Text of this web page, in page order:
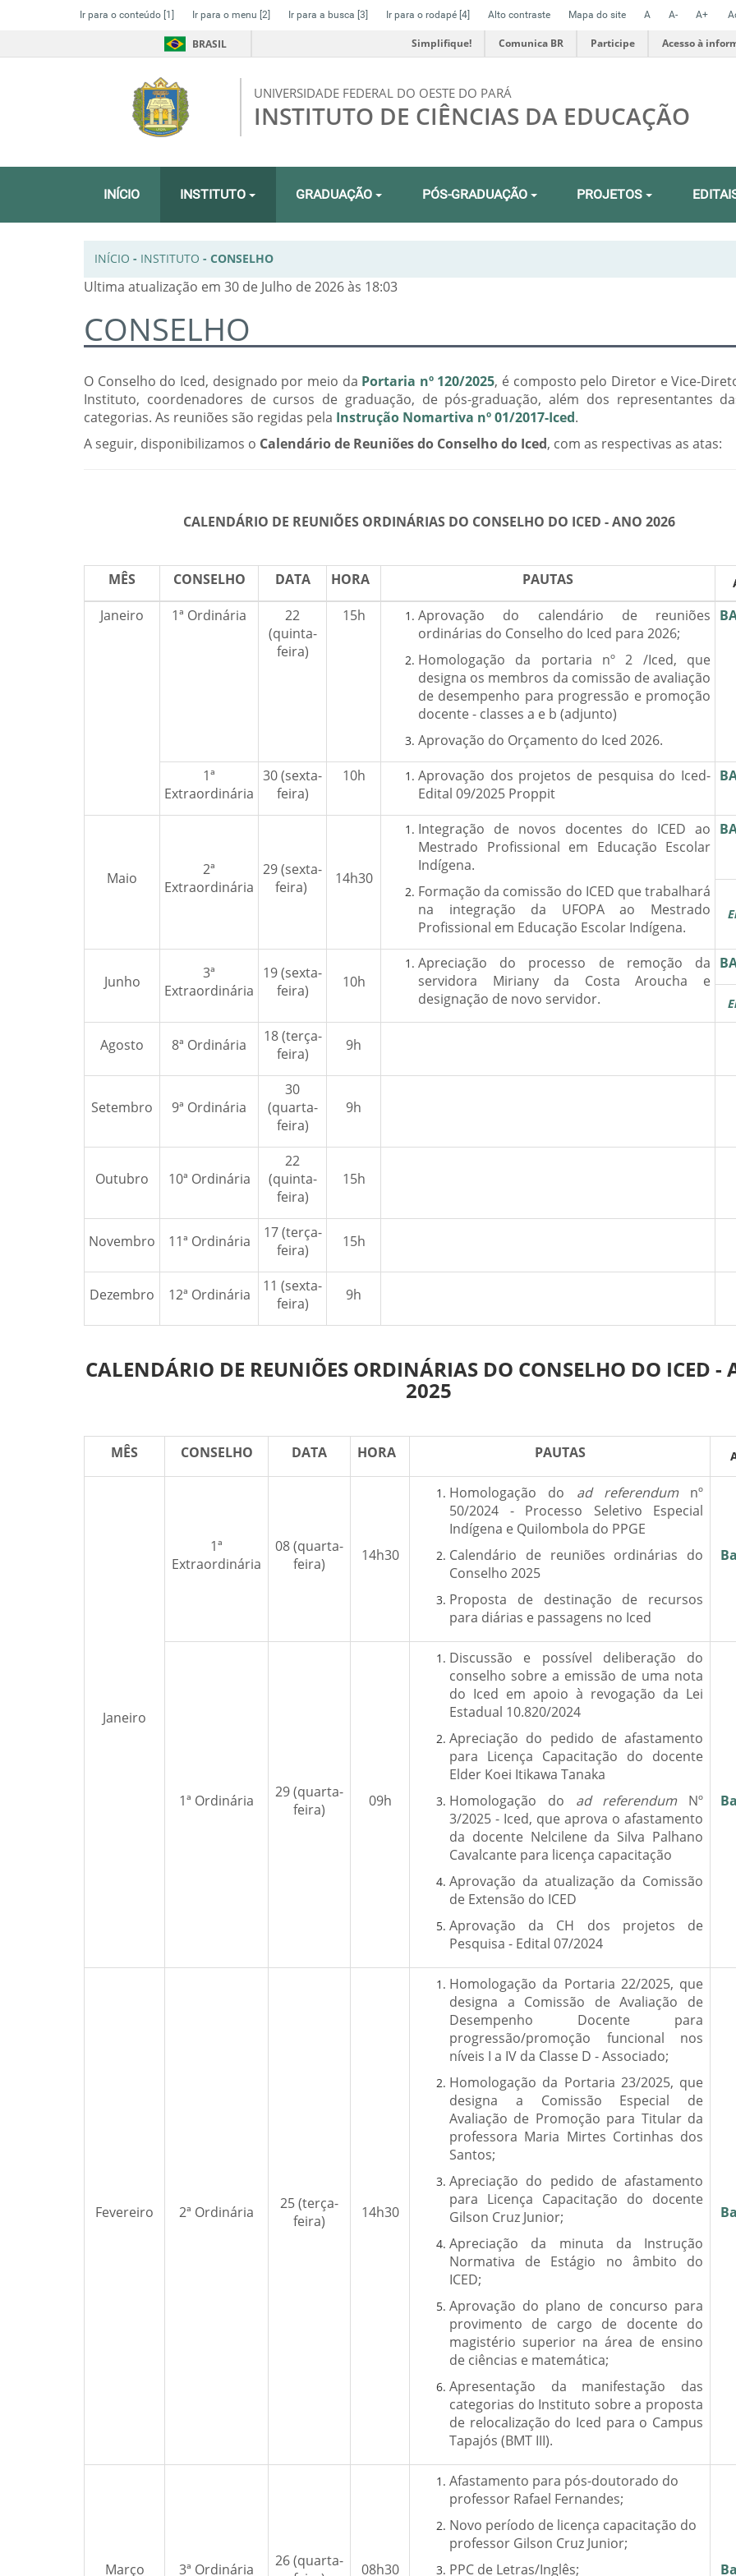
Ir para o conteúdo [1] Ir para o menu [2] Ir para a busca [3] Ir para o rodapé [4] Alto contraste Mapa do site A A- A+
BRASIL Simplifique! Comunica BR Participe Acesso à
UNIVERSIDADE FEDERAL DO OESTE DO PARÁ
INSTITUTO DE CIÊNCIAS DA EDUCAÇÃO
INÍCIO INSTITUTO GRADUAÇÃO PÓS-GRADUAÇÃO PROJETOS
INÍCIO - INSTITUTO - CONSELHO
Ultima atualização em 30 de Julho de 2026 às 18:03
CONSELHO
O Conselho do Iced, designado por meio da Portaria nº 120/2025, é composto pelo Diretor e Vice-
Instituto, coordenadores de cursos de graduação, de pós-graduação, além dos representantes
categorias. As reuniões são regidas pela Instrução Nomartiva nº 01/2017-Iced.
A seguir, disponibilizamos o Calendário de Reuniões do Conselho do Iced, com as respectivas as atas:
CALENDÁRIO DE REUNIÕES ORDINÁRIAS DO CONSELHO DO ICED - ANO 2026
MÊS CONSELHO DATA HORA PAUTAS
Janeiro 1ª Ordinária
22
(quinta-
feira)
15h
Aprovação do calendário de reuniões
ordinárias do Conselho do Iced para 2026;
Homologação da portaria nº 2 /Iced, que
designa os membros da comissão de avaliação
de desempenho para progressão e promoção
docente - classes a e b (adjunto)
Aprovação do Orçamento do Iced 2026.
1ª
Extraordinária
30 (sexta-
feira)
10h
Aprovação dos projetos de pesquisa do Iced-
Edital 09/2025 Proppit
Maio
2ª
Extraordinária
29 (sexta-
feira)
14h30
Integração de novos docentes do ICED ao
Mestrado Profissional em Educação Escolar
Indígena.
Formação da comissão do ICED que trabalhará
na integração da UFOPA ao Mestrado
Profissional em Educação Escolar Indígena.
Junho
3ª
Extraordinária
19 (sexta-
feira)
10h
Apreciação do processo de remoção da
servidora Miriany da Costa Aroucha e
designação de novo servidor.
Agosto 8ª Ordinária
18 (terça-
feira)
9h
Setembro 9ª Ordinária
30
(quarta-
feira)
9h
Outubro 10ª Ordinária
22
(quinta-
feira)
15h
Novembro 11ª Ordinária
17 (terça-
feira)
15h
Dezembro 12ª Ordinária
11 (sexta-
feira)
9h
CALENDÁRIO DE REUNIÕES ORDINÁRIAS DO CONSELHO DO ICED -
2025
MÊS CONSELHO DATA HORA PAUTAS
Janeiro
1ª
Extraordinária
08 (quarta-
feira)
14h30
Homologação do ad referendumnº
50/2024 - Processo Seletivo Especial
Indígena e Quilombola do PPGE
Calendário de reuniões ordinárias do
Conselho 2025
Proposta de destinação de recursos
para diárias e passagens no Iced
1ª Ordinária
29 (quarta-
feira)
09h
Discussão e possível deliberação do
conselho sobre a emissão de uma nota
do Iced em apoio à revogação da Lei
Estadual 10.820/2024
Apreciação do pedido de afastamento
para Licença Capacitação do docente
Elder Koei Itikawa Tanaka
Homologação do ad referendumNº
3/2025 - Iced, que aprova o afastamento
da docente Nelcilene da Silva Palhano
Cavalcante para licença capacitação
Aprovação da atualização da Comissão
de Extensão do ICED
Aprovação da CH dos projetos de
Pesquisa - Edital 07/2024
Fevereiro 2ª Ordinária
25 (terça-
feira)
14h30
Homologação da Portaria 22/2025, que
designa a Comissão de Avaliação de
Desempenho Docente para
progressão/promoção funcional nos
níveis I a IV da Classe D - Associado;
Homologação da Portaria 23/2025, que
designa a Comissão Especial de
Avaliação de Promoção para Titular da
professora Maria Mirtes Cortinhas dos
Santos;
Apreciação do pedido de afastamento
para Licença Capacitação do docente
Gilson Cruz Junior;
Apreciação da minuta da Instrução
Normativa de Estágio no âmbito do
ICED;
Aprovação do plano de concurso para
provimento de cargo de docente do
magistério superior na área de ensino
de ciências e matemática;
Apresentação da manifestação das
categorias do Instituto sobre a proposta
de relocalização do Iced para o Campus
Tapajós (BMT III).
Março 3ª Ordinária
26 (quarta-
08h30
Afastamento para pós-doutorado do
professor Rafael Fernandes;
Novo período de licença capacitação do
professor Gilson Cruz Junior;
PPC de Letras/Inglês;